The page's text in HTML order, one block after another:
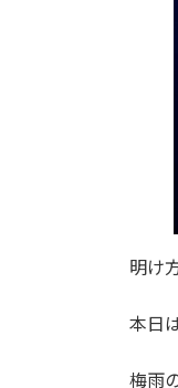
明け
本日
梅雨